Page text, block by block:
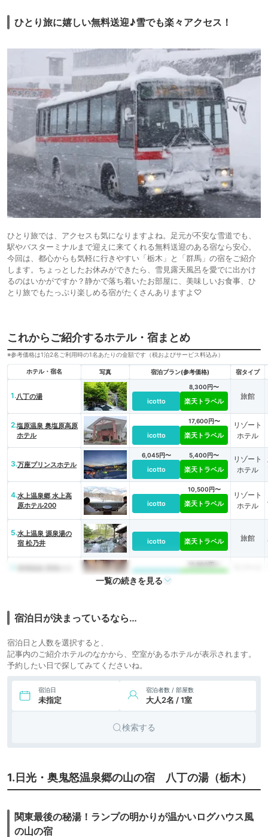
ひとり旅に嬉しい無料送迎♪雪でも楽々アクセス！
ひとり旅では、アクセスも気になりますよね。足元が不安な雪道でも、
駅やバスターミナルまで迎えに来てくれる無料送迎のある宿なら安心。
今回は、都心からも気軽に行きやすい「栃木」と「群馬」の宿をご紹介
します。ちょっとしたお休みができたら、雪見露天風呂を愛でに出かけ
るのはいかがですか？静かで落ち着いたお部屋に、美味しいお食事、ひ
とり旅でもたっぷり楽しめる宿がたくさんありますよ♡
これからご紹介するホテル・宿まとめ
※参考価格は1泊2名ご利用時の1名あたりの金額です（税およびサービス料込み）
ホテル・宿名 写真 宿泊プラン(参考価格) 宿タイプ
1.八丁の湯
icotto
8,300円〜
楽天トラベル
旅館
2.塩原温泉 奥塩原高原
ホテル
icotto
17,600円〜
楽天トラベル
リゾート
ホテル
3.万座プリンスホテル
6,045円〜
icotto
5,400円〜
楽天トラベル
リゾート
ホテル
4.水上温泉郷 水上高
原ホテル200
icotto
10,500円〜
楽天トラベル
リゾート
ホテル
5.水上温泉 源泉湯の
宿 松乃井
icotto 楽天トラベル 旅館
icotto
15,800円〜
一覧の続きを見る
宿泊日が決まっているなら…
宿泊日と人数を選択すると、
記事内のご紹介ホテルのなかから、空室があるホテルが表示されます。
予約したい日で探してみてくださいね。
宿泊日
未指定
宿泊者数 / 部屋数
大人2名 / 1室
検索する
1.日光・奥鬼怒温泉郷の山の宿 八丁の湯（栃木）
関東最後の秘湯！ランプの明かりが温かいログハウス風
の山の宿